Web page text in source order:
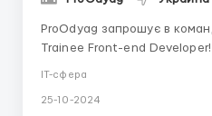
ProOdyag запрошує в
Trainee Front-end
навчатися та
IT-сфера
25-10-2024